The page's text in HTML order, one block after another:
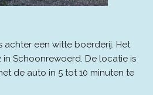
een witte boerderij. Het
Schoonrewoerd. De locatie is
de auto in 5 tot 10 minuten te